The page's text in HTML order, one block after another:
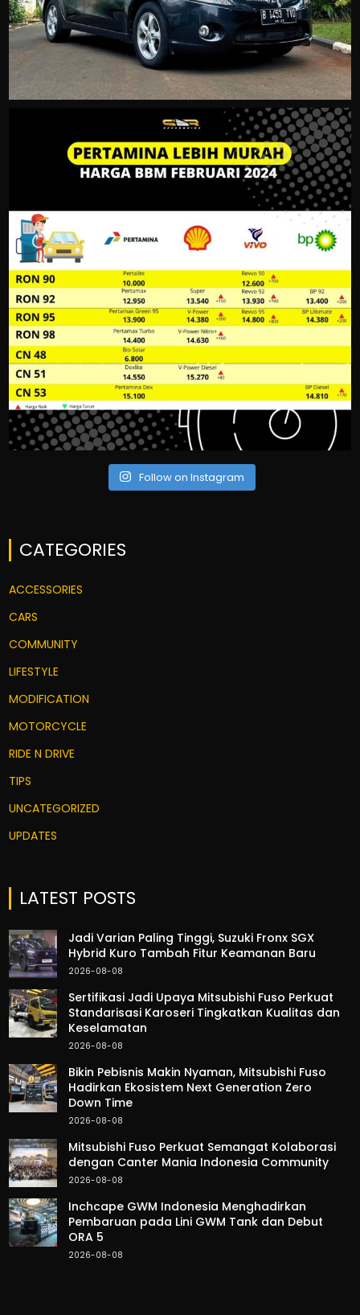
Follow on Instagram
CATEGORIES
ACCESSORIES
CARS
COMMUNITY
LIFESTYLE
MODIFICATION
MOTORCYCLE
RIDE N DRIVE
TIPS
UNCATEGORIZED
UPDATES
LATEST POSTS
Jadi Varian Paling Tinggi, Suzuki Fronx SGX
Hybrid Kuro Tambah Fitur Keamanan Baru
2026-08-08
Sertifikasi Jadi Upaya Mitsubishi Fuso Perkuat
Standarisasi Karoseri Tingkatkan Kualitas dan
Keselamatan
2026-08-08
Bikin Pebisnis Makin Nyaman, Mitsubishi Fuso
Hadirkan Ekosistem Next Generation Zero
Down Time
2026-08-08
Mitsubishi Fuso Perkuat Semangat Kolaborasi
dengan Canter Mania Indonesia Community
2026-08-08
Inchcape GWM Indonesia Menghadirkan
Pembaruan pada Lini GWM Tank dan Debut
ORA 5
2026-08-08